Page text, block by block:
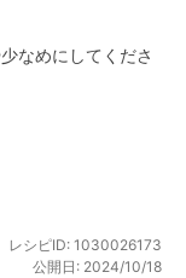
なめにしてくださ
レシピID: 1030026173
公開日: 2024/10/18